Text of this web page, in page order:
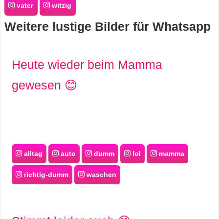
s
vater witzig
Weitere lustige Bilder für Whatsapp
Heute wieder beim Mamma
gewesen 😊
alltag auto dumm lol mamma
richtig-dumm waschen